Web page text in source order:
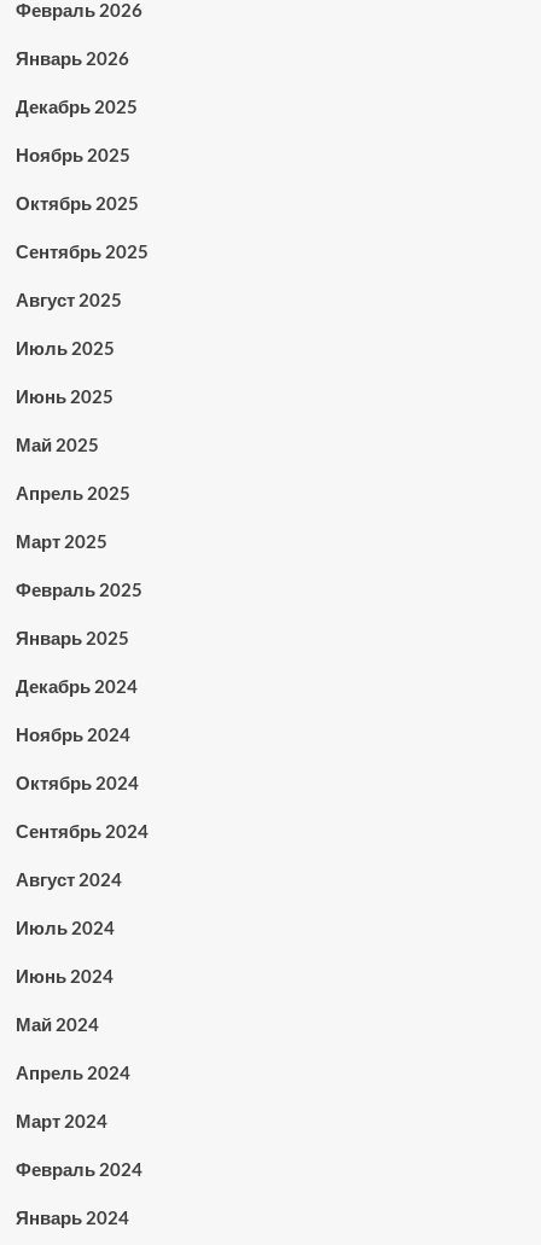
Февраль 2026
Январь 2026
Декабрь 2025
Ноябрь 2025
Октябрь 2025
Сентябрь 2025
Август 2025
Июль 2025
Июнь 2025
Май 2025
Апрель 2025
Март 2025
Февраль 2025
Январь 2025
Декабрь 2024
Ноябрь 2024
Октябрь 2024
Сентябрь 2024
Август 2024
Июль 2024
Июнь 2024
Май 2024
Апрель 2024
Март 2024
Февраль 2024
Январь 2024